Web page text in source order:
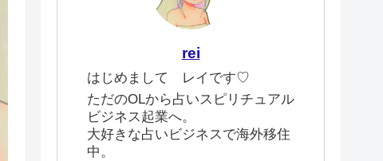
rei
はじめまして レイです♡
ただのOLから占いスピリチュアル
ビジネス起業へ。
大好きな占いビジネスで海外移住
中。